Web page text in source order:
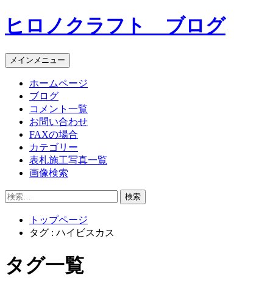
コ
ン
ン
ツ
ヒロノクラフト ブログ
メインメニュー
ホームページ
ブログ
コメント一覧
お問い合わせ
FAXの場合
カテゴリー
表札施工写真一覧
画像検索
検
トップページ
タグ : ハイビスカス
タグ一覧